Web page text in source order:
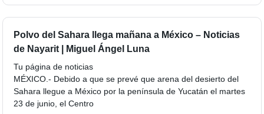
Polvo del Sahara llega mañana a México – Noticias
de Nayarit | Miguel Ángel Luna
Tu página de noticias
MÉXICO.- Debido a que se prevé que arena del desierto del
Sahara llegue a México por la península de Yucatán el martes
23 de junio, el Centro